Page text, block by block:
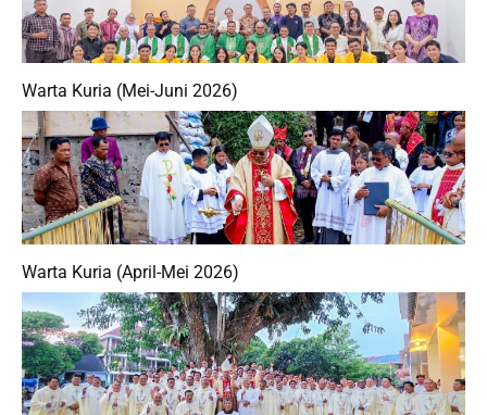
Warta Kuria (Mei-Juni 2026)
Warta Kuria (April-Mei 2026)